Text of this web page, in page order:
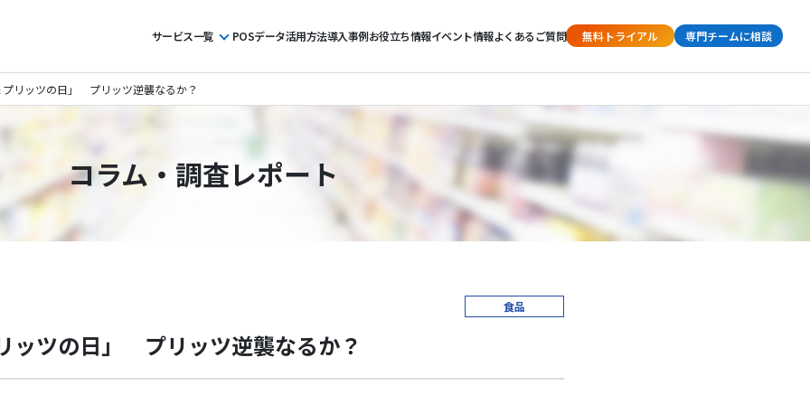
サービス一覧 POSデータ活用方法導入事例お役立ち情報イベント情報よくあるご質問 無料トライアル 専門チームに相談
プリッツの日」 プリッツ逆襲なるか？
コラム・調査レポート
食品
ッツの日」 プリッツ逆襲なるか？